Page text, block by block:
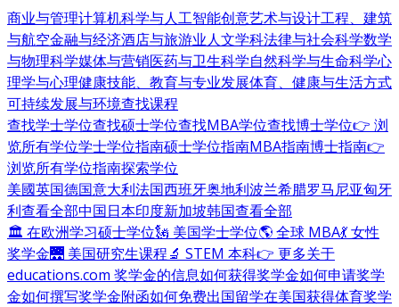
商业与管理计算机科学与人工智能创意艺术与设计工程、建筑
与航空金融与经济酒店与旅游业人文学科法律与社会科学数学
与物理科学媒体与营销医药与卫生科学自然科学与生命科学心
理学与心理健康技能、教育与专业发展体育、健康与生活方式
可持续发展与环境查找课程
查找学士学位查找硕士学位查找MBA学位查找博士学位👉 浏
览所有学位学士学位指南硕士学位指南MBA指南博士指南👉
浏览所有学位指南探索学位
美國英国德国意大利法国西班牙奥地利波兰希腊罗马尼亚匈牙
利查看全部中国日本印度新加坡韩国查看全部
🏛 在欧洲学习硕士学位🗽 美国学士学位🌎 全球 MBA💃 女性
奖学金🌉 美国研究生课程🔬 STEM 本科👉 更多关于
educations.com 奖学金的信息如何获得奖学金如何申请奖学
金如何撰写奖学金附函如何免费出国留学在美国获得体育奖学